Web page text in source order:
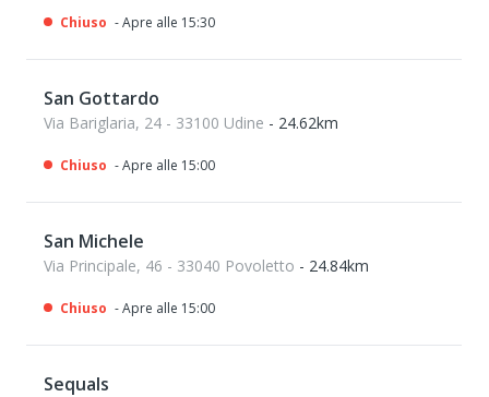
Chiuso - Apre alle 15:30
San Gottardo
Via Bariglaria, 24 - 33100 Udine - 24.62km
Chiuso - Apre alle 15:00
San Michele
Via Principale, 46 - 33040 Povoletto - 24.84km
Chiuso - Apre alle 15:00
Sequals